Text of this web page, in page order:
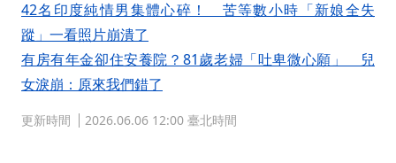
42名印度純情男集體心碎！ 苦等數小時「新娘全失
蹤」一看照片崩潰了
有房有年金卻住安養院？81歲老婦「吐卑微心願」 兒
女淚崩：原來我們錯了
更新時間 2026.06.06 12:00 臺北時間